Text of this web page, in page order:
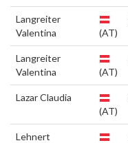
Langreiter
Valentina
(AT)
Langreiter
Valentina
(AT)
Lazar Claudia
(AT)
Lehnert